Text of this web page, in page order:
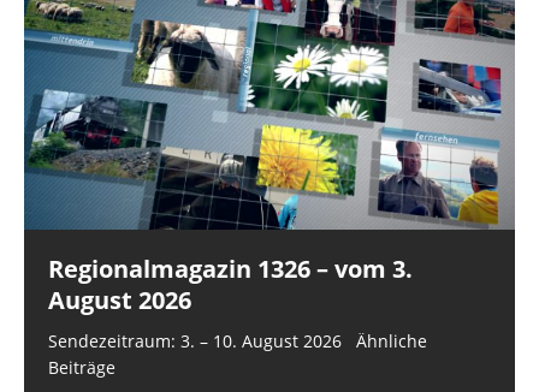
Regionalmagazin 1326 – vom 3.
August 2026
Sendezeitraum: 3. – 10. August 2026 Ähnliche
Beiträge